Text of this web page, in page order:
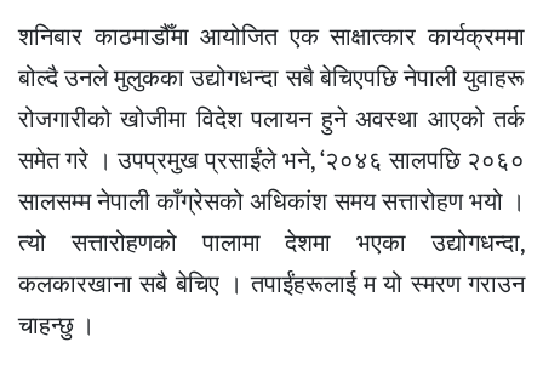
शनिबार काठमाडौँमा आयोजित एक साक्षात्कार कार्यक्रममा
बोल्दै उनले मुलुकका उद्योगधन्दा सबै बेचिएपछि नेपाली युवाहरू
रोजगारीको खोजीमा विदेश पलायन हुने अवस्था आएको तर्क
समेत गरे । उपप्रमुख प्रसाईंले भने, ‘२०४६ सालपछि २०६०
सालसम्म नेपाली काँग्रेसको अधिकांश समय सत्तारोहण भयो ।
त्यो सत्तारोहणको पालामा देशमा भएका उद्योगधन्दा,
कलकारखाना सबै बेचिए । तपाईंहरूलाई म यो स्मरण गराउन
चाहन्छु ।